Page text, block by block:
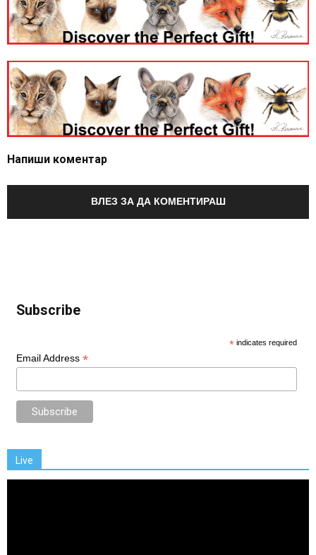
Напиши коментар
ВЛЕЗ ЗА ДА КОМЕНТИРАШ
Subscribe
* indicates required
Email Address *
Live